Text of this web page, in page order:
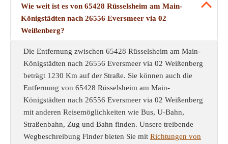
Wie weit ist es von 65428 Rüsselsheim am Main-
Königstädten nach 26556 Eversmeer via 02
Weißenberg?
Die Entfernung zwischen 65428 Rüsselsheim am Main-
Königstädten nach 26556 Eversmeer via 02 Weißenberg
beträgt 1230 Km auf der Straße. Sie können auch die
Entfernung von 65428 Rüsselsheim am Main-
Königstädten nach 26556 Eversmeer via 02 Weißenberg
mit anderen Reisemöglichkeiten wie Bus, U-Bahn,
Straßenbahn, Zug und Bahn finden. Unsere treibende
Wegbeschreibung Finder bieten Sie mit Richtungen von